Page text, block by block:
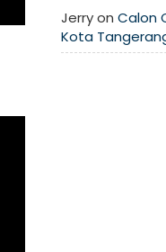
JerryonCalon
Kota